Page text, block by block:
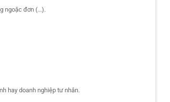
ngoặc đơn (...).
hay doanh nghiệp tư nhân.